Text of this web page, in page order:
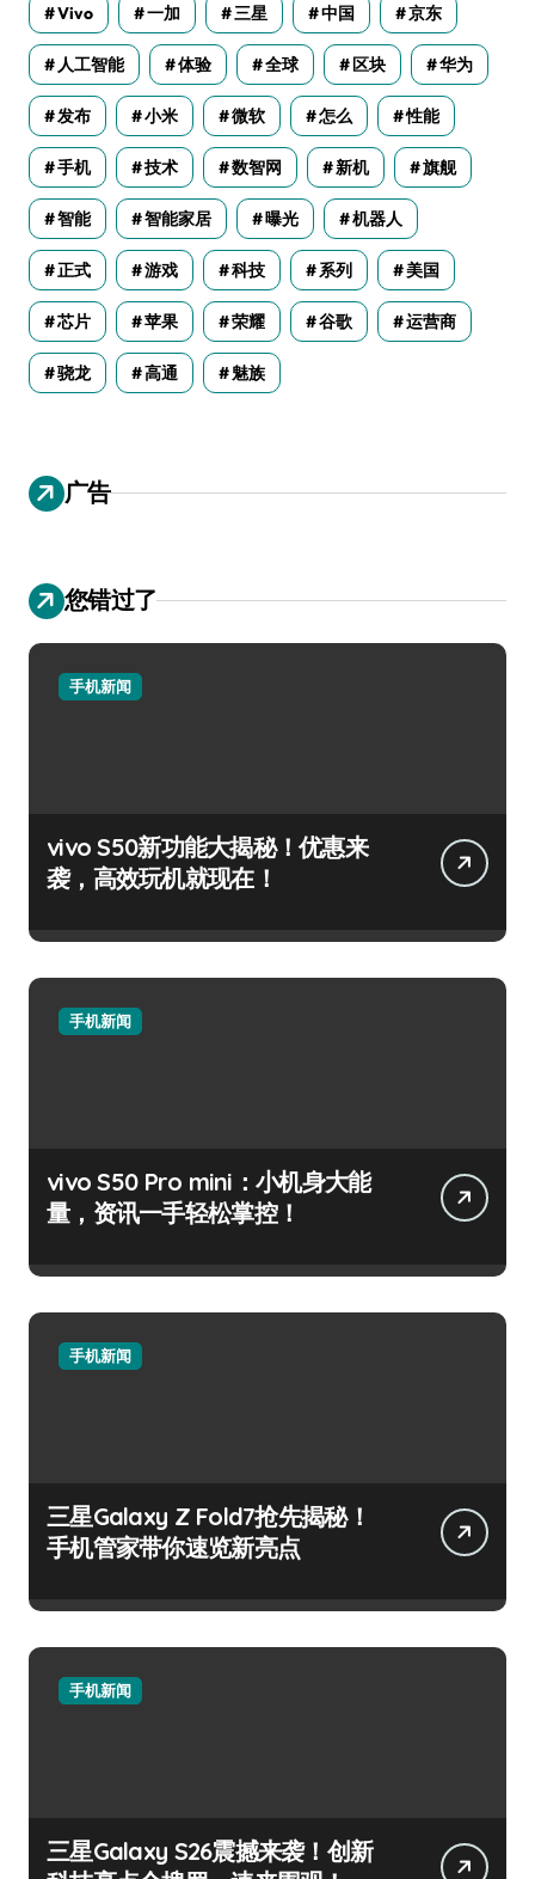
Vivo 一加 三星 中国 京东
人工智能 体验 全球 区块 华为
发布 小米 微软 怎么 性能
手机 技术 数智网 新机 旗舰
智能 智能家居 曝光 机器人
正式 游戏 科技 系列 美国
芯片 苹果 荣耀 谷歌 运营商
骁龙 高通 魅族
广告
您错过了
手机新闻
vivo S50新功能大揭秘！优惠来
袭，高效玩机就现在！
手机新闻
vivo S50 Pro mini：小机身大能
量，资讯一手轻松掌控！
手机新闻
三星Galaxy Z Fold7抢先揭秘！
手机管家带你速览新亮点
手机新闻
三星Galaxy S26震撼来袭！创新